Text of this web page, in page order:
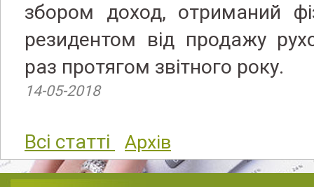
збором доход, отриманий
резидентом від продажу
раз протягом звітного року.
14-05-2018
Всі статті Архів